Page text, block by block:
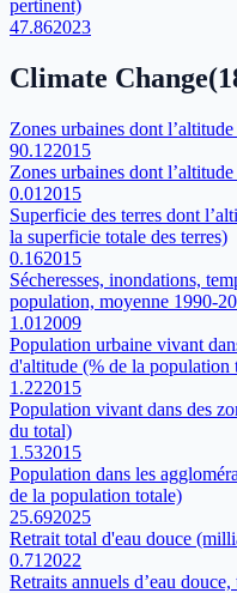
pertinent)
47.862023
Climate Change(
Zones urbaines dont
90.122015
Zones urbaines dont
0.01 2015
Superficie des terres dont
la superficie totale des terres)
0.162015
Sécheresses, inondations,
population, moyenne 1990-
1.01 2009
Population urbaine vivant
d'altitude (% de la population
1.222015
Population vivant dans des
du total)
1.532015
Population dans les
de la population totale)
25.692025
Retrait total d'eau douce
0.71 2022
Retraits annuels d’eau